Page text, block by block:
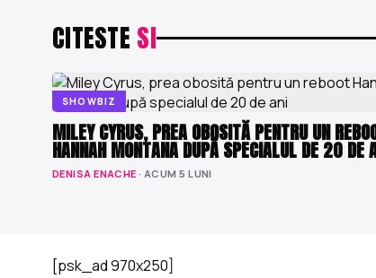
CITESTE SI
SHOWBIZ
MILEY CYRUS, PREA OBOSITĂ PENTRU UN
HANNAH MONTANA DUPĂ SPECIALUL DE 20 DE
DENISA ENACHE · ACUM 5 LUNI
[psk_ad 970x250]